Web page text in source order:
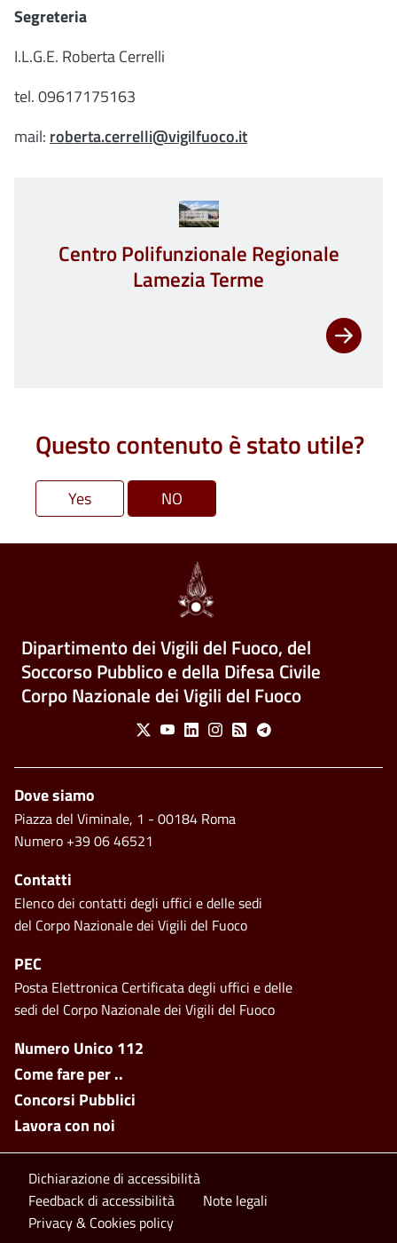
Segreteria
I.L.G.E. Roberta Cerrelli
tel. 09617175163
mail: roberta.cerrelli@vigilfuoco.it
Centro Polifunzionale Regionale
Lamezia Terme
Questo contenuto è stato utile?
Dipartimento dei Vigili del Fuoco, del
Soccorso Pubblico e della Difesa Civile
Corpo Nazionale dei Vigili del Fuoco
Social Menu
X YoutubeLinkedinInstagram
Feed Telegram
Footer side menu
Numero Unico 112
Come fare per ..
Concorsi Pubblici
Lavora con noi
Piè di pagina
Dove siamo
Piazza del Viminale, 1 - 00184 Roma
Numero +39 06 46521
Contatti
Elenco dei contatti degli uffici e delle sedi
del Corpo Nazionale dei Vigili del Fuoco
PEC
Posta Elettronica Certificata degli uffici e delle
sedi del Corpo Nazionale dei Vigili del Fuoco
Footer bottom
Dichiarazione di accessibilità
Feedback di accessibilità
Note legali
Privacy & Cookies policy